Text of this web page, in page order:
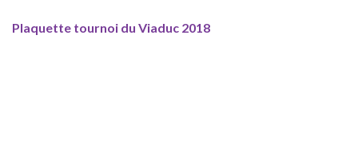
Plaquette tournoi du Viaduc 2018